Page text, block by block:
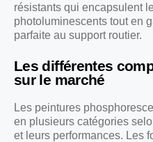
résistants qui encapsulent
photoluminescents tout en
parfaite au support routier.
Les différentes
sur le marché
Les peintures
en plusieurs catégories
et leurs performances. Les